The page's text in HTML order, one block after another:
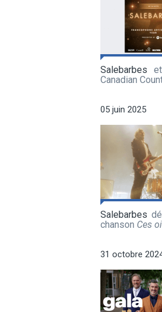
Salebarbes
Canadian
05 juin 2025
Salebarbes
chanson Ces
31 octobre